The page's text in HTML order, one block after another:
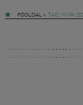
FŐOLDAL » TAG: NYÍRI